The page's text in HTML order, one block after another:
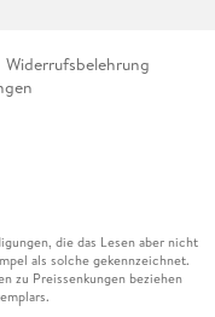
Widerrufsbelehrung
die das Lesen aber nicht
als solche gekennzeichnet.
zu Preissenkungen beziehen